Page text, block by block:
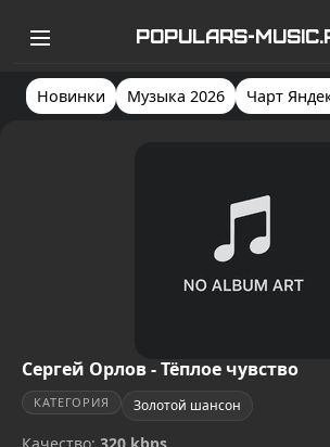
POPULARS-
Новинки Музыка 2026 Чарт
Сергей Орлов - Тёплое чувство
КАТЕГОРИЯ Золотой шансон